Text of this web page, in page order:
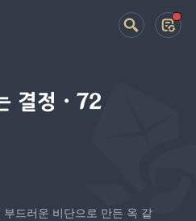
결정·72
드러운 비단으로 만든 옥 같